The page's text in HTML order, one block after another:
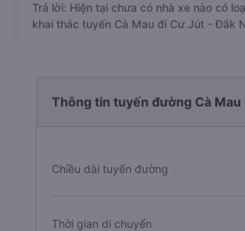
Trả lời: Hiện tại chưa có nhà xe nào có
khai thác tuyến Cà Mau đi Cư Jút - Đắk
Thông tin tuyến đường Cà Mau
Chiều dài tuyến đường
Thời gian di chuyển